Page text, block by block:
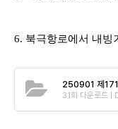
6. 북극항로에서 내빙
250901 제
31회 다운로드